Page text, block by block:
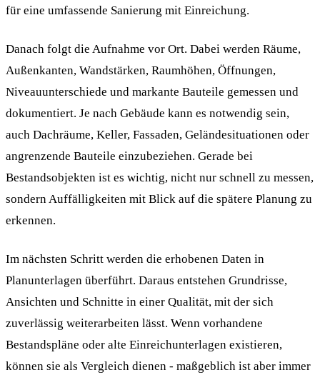
für eine umfassende Sanierung mit Einreichung.
Danach folgt die Aufnahme vor Ort. Dabei werden Räume,
Außenkanten, Wandstärken, Raumhöhen, Öffnungen,
Niveauunterschiede und markante Bauteile gemessen und
dokumentiert. Je nach Gebäude kann es notwendig sein,
auch Dachräume, Keller, Fassaden, Geländesituationen oder
angrenzende Bauteile einzubeziehen. Gerade bei
Bestandsobjekten ist es wichtig, nicht nur schnell zu messen,
sondern Auffälligkeiten mit Blick auf die spätere Planung zu
erkennen.
Im nächsten Schritt werden die erhobenen Daten in
Planunterlagen überführt. Daraus entstehen Grundrisse,
Ansichten und Schnitte in einer Qualität, mit der sich
zuverlässig weiterarbeiten lässt. Wenn vorhandene
Bestandspläne oder alte Einreichunterlagen existieren,
können sie als Vergleich dienen - maßgeblich ist aber immer